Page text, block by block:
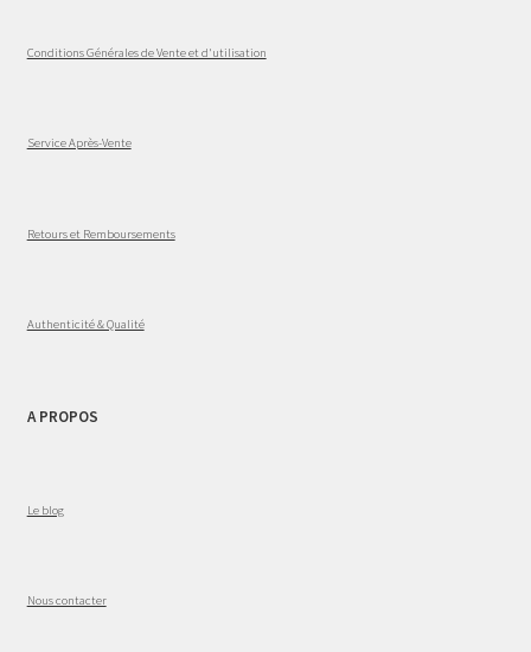
Conditions Générales de Vente et d'utilisation
Service Après-Vente
Retours et Remboursements
Authenticité & Qualité
A PROPOS
Le blog
Nous contacter